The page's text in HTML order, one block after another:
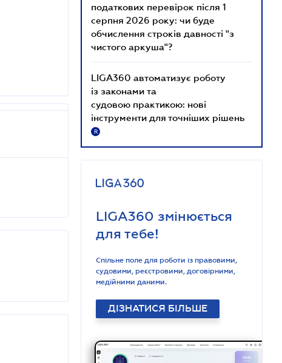
податкових перевірок після 1
серпня 2026 року: чи буде
обчислення строків давності "з
чистого аркуша"?
LIGA360 автоматизує роботу
із законами та
судовою практикою: нові
інструменти для точніших рішень
R
LIGA360 змінюється
для тебе!
Спільне поле для роботи із правовими,
судовими, реєстровими, договірними,
медійними даними.
ДІЗНАТИСЯ БІЛЬШЕ